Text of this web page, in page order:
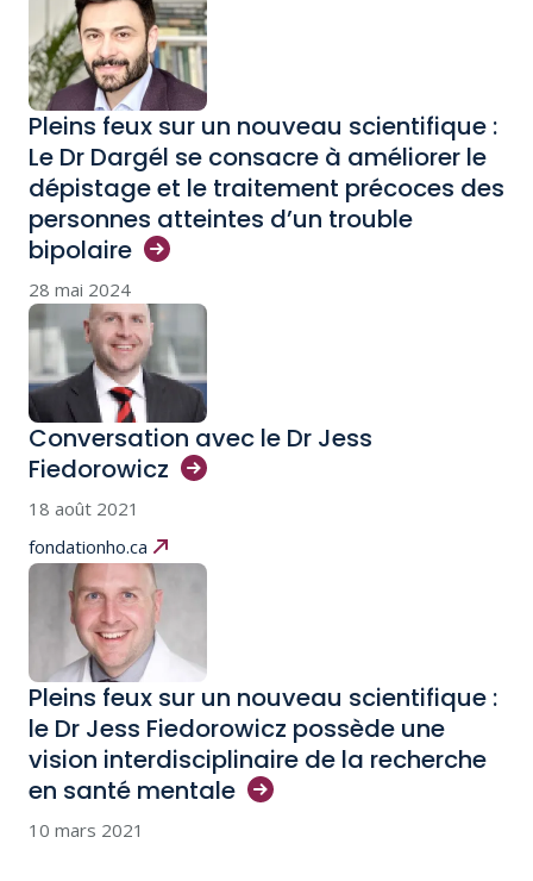
Pleins feux sur un nouveau scientifique :
Le Dr Dargél se consacre à améliorer le
dépistage et le traitement précoces des
personnes atteintes d’un trouble
bipolaire
28 mai 2024
Conversation avec le Dr Jess
Fiedorowicz
18 août 2021
fondationho.ca
Pleins feux sur un nouveau scientifique :
le Dr Jess Fiedorowicz possède une
vision interdisciplinaire de la recherche
en santé mentale
10 mars 2021